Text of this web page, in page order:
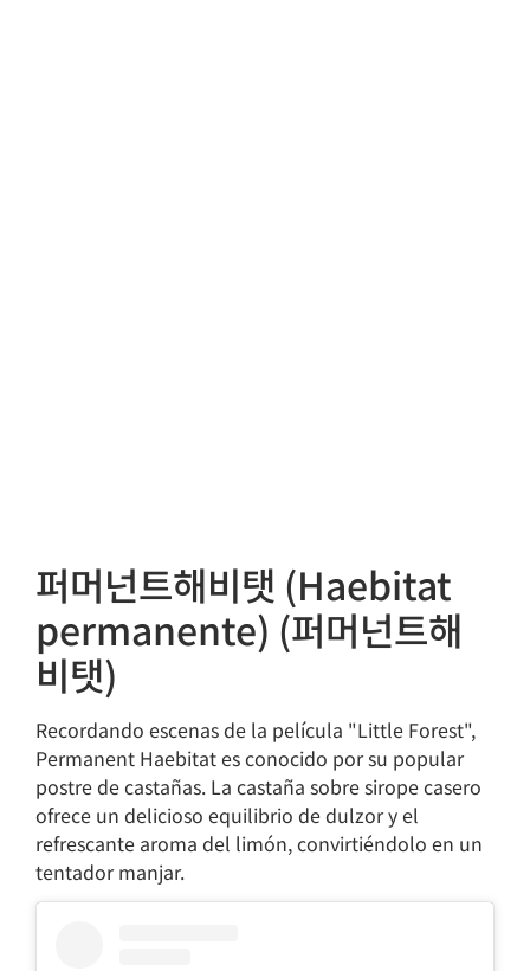
퍼머넌트해비탯 (Haebitat
permanente) (퍼머넌트해
비탯)
Recordando escenas de la película "Little Forest",
Permanent Haebitat es conocido por su popular
postre de castañas. La castaña sobre sirope casero
ofrece un delicioso equilibrio de dulzor y el
refrescante aroma del limón, convirtiéndolo en un
tentador manjar.